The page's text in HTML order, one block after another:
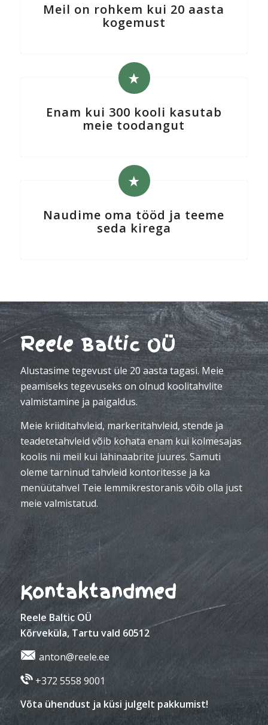
Meil on rohkem kui 20 aasta
kogemust
Enam kui 300 kooli kasutab
meie toodangut
Naudime oma tööd ja teeme
seda kirega
Reele Baltic OÜ
Alustasime tegevust üle 20 aasta tagasi. Meie
peamiseks tegevuseks on olnud koolitahvlite
valmistamine ja paigaldus.
Meie kriiditahvleid, markeritahvleid, stende ja
teadetetahvleid võib kohata enam kui kolmesajas
koolis nii meil kui lähinaabrite juures. Samuti
oleme tarninud tahvleid kontoritesse ja ka
menüütahvel Teie lemmikrestoranis võib olla just
meie valmistatud.
Kontaktandmed
Reele Baltic OÜ
Kõrveküla, Tartu vald 60512
anton@reele.ee
+372 5558 9001
Võta ühendust ja küsi julgelt pakkumist!